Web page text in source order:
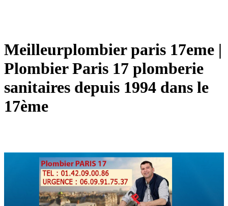
Meil­leurplom­bier paris 17eme |
Plombier Paris 17 plomberie
sanitaires depuis 1994 dans le
17ème